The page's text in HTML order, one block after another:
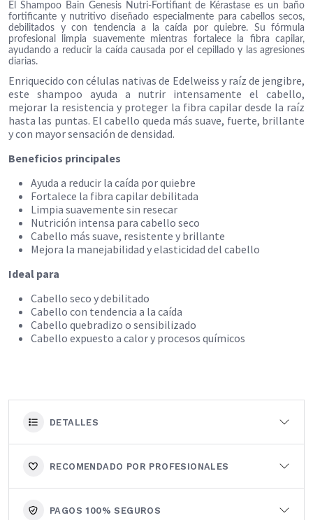
El Shampoo Bain Genesis Nutri-Fortifiant de Kérastase es un baño
fortificante y nutritivo diseñado especialmente para cabellos secos,
debilitados y con tendencia a la caída por quiebre. Su fórmula
profesional limpia suavemente mientras fortalece la fibra capilar,
ayudando a reducir la caída causada por el cepillado y las agresiones
diarias.
Enriquecido con células nativas de Edelweiss y raíz de jengibre,
este shampoo ayuda a nutrir intensamente el cabello,
mejorar la resistencia y proteger la fibra capilar desde la raíz
hasta las puntas. El cabello queda más suave, fuerte, brillante
y con mayor sensación de densidad.
Beneficios principales
Ayuda a reducir la caída por quiebre
Fortalece la fibra capilar debilitada
Limpia suavemente sin resecar
Nutrición intensa para cabello seco
Cabello más suave, resistente y brillante
Mejora la manejabilidad y elasticidad del cabello
Ideal para
Cabello seco y debilitado
Cabello con tendencia a la caída
Cabello quebradizo o sensibilizado
Cabello expuesto a calor y procesos químicos
DETALLES
RECOMENDADO POR PROFESIONALES
PAGOS 100% SEGUROS